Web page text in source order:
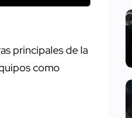
principales de la
como